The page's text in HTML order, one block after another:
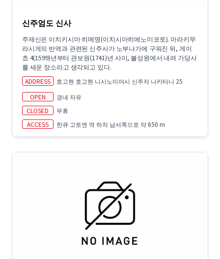
신주엄도 신사
주제신은 이치키시마 히메명(이치시마히메노미코토). 아라키무
라시게의 반역과 관련된 신주사가 노부나가에 구워진 뒤, 게이
쵸 4(1599)년부터 관보원(1741)년 사이, 불성원에서 내려 가당사
를 세운 장소라고 생각되고 있다.
ADDRESS
효고현 효고현 니시노미야시 신주자 나카타니 25
OPEN
경내 자유
CLOSED
무휴
ACCESS
한큐 고토엔 역 하차 남서쪽으로 약 650 m